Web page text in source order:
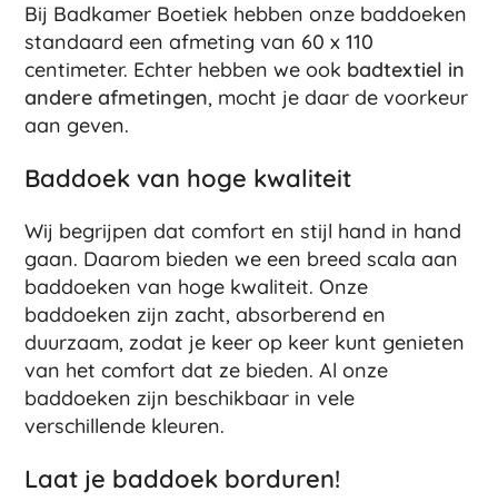
Bij Badkamer Boetiek hebben onze baddoeken
standaard een afmeting van 60 x 110
centimeter. Echter hebben we ook badtextiel in
andere afmetingen, mocht je daar de voorkeur
aan geven.
Baddoek van hoge kwaliteit
Wij begrijpen dat comfort en stijl hand in hand
gaan. Daarom bieden we een breed scala aan
baddoeken van hoge kwaliteit. Onze
baddoeken zijn zacht, absorberend en
duurzaam, zodat je keer op keer kunt genieten
van het comfort dat ze bieden. Al onze
baddoeken zijn beschikbaar in vele
verschillende kleuren.
Laat je baddoek borduren!